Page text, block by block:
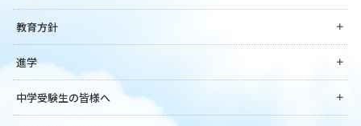
教育方針
進学
中学受験生の皆様へ